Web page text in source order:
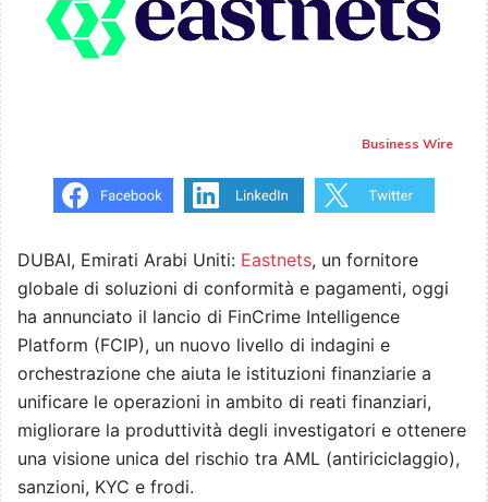
Business Wire
DUBAI, Emirati Arabi Uniti: Eastnets, un fornitore
globale di soluzioni di conformità e pagamenti, oggi
ha annunciato il lancio di FinCrime Intelligence
Platform (FCIP), un nuovo livello di indagini e
orchestrazione che aiuta le istituzioni finanziarie a
unificare le operazioni in ambito di reati finanziari,
migliorare la produttività degli investigatori e ottenere
una visione unica del rischio tra AML (antiriciclaggio),
sanzioni, KYC e frodi.